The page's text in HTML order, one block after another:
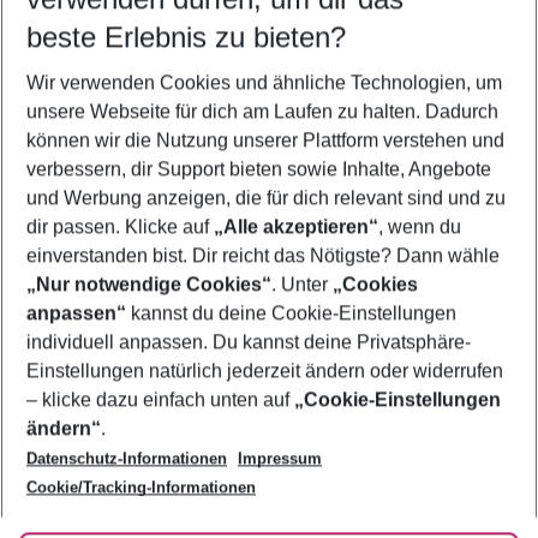
5-8 Nächte
2 Erwachsene Keine Kinder
Mehr Filter anzeigen
Footer
Footer navigation
Über uns
AGB
Bestpreisgarantie
Cookie-Einstellungen ändern
Cookie-Richtlinie
Agenturbetreuung
Barrierefreies Reisen
Folge uns
beste Erlebnis zu bieten?
Wir verwenden Cookies und ähnliche Technologien, um
unsere Webseite für dich am Laufen zu halten. Dadurch
können wir die Nutzung unserer Plattform verstehen und
verbessern, dir Support bieten sowie Inhalte, Angebote
und Werbung anzeigen, die für dich relevant sind und zu
dir passen. Klicke auf „Alle akzeptieren“, wenn du
einverstanden bist. Dir reicht das Nötigste? Dann wähle
„Nur notwendige Cookies“. Unter „Cookies
anpassen“ kannst du deine Cookie-Einstellungen
individuell anpassen. Du kannst deine Privatsphäre-
Einstellungen natürlich jederzeit ändern oder widerrufen
– klicke dazu einfach unten auf „Cookie-Einstellungen
ändern“.
Datenschutz-Informationen
Impressum
Cookie/Tracking-Informationen